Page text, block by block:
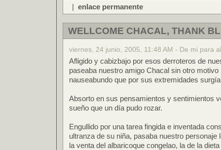
| enlace permanente
WELLCOME CHACAL, THANK
viernes, 24 junio, 2005, 11:48 AM - De mi para
Afligido y cabizbajo por esos derroteros de
paseaba nuestro amigo Chacal sin otro
nauseabundo que por sus extremidades
Absorto en sus pensamientos y sentimientos
sueño que un día pudo rozar.
Engullido por una tarea fingida e inventada
ultranza de su niña, pasaba nuestro
la venta del albaricoque congelao, la de la